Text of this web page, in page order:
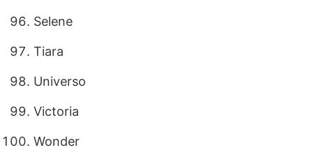
Selene
Tiara
Universo
Victoria
Wonder